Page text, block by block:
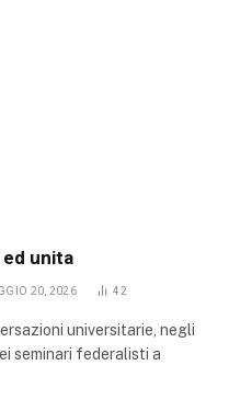
ed unita
20, 2026 42
universitarie, negli
seminari federalisti a